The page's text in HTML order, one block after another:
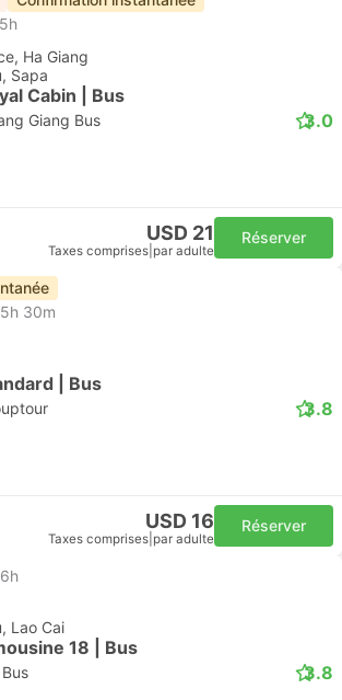
5h
Ha Giang
Sapa
Cabin | Bus
Giang Bus 3.0
USD 21
Taxes comprises par adulte
Réserver
5h 30m
| Bus
3.8
USD 16
Taxes comprises par adulte
Réserver
6h
Lao Cai
18 | Bus
3.8